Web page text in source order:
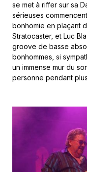
se met à riffer sur sa
sérieuses
bonhomie en plaçant
Stratocaster, et Luc
groove de basse
bonhommes, si
un immense mur du
personne pendant